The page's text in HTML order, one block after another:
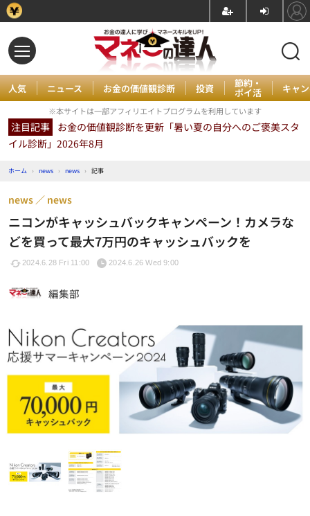
人気 ニュース お金の価値観診断 投資 節約・
ポイ活 キャ
※本サイトは一部アフィリエイトプログラムを利用しています
注目記事 お金の価値観診断を更新「暑い夏の自分へのご褒美スタ
イル診断」2026年8月
ホーム › news › news › 記事
ニコンがキャッシュバックキャンペーン！カメラな
どを買って最大7万円のキャッシュバックを
news news
2024.6.28 Fri 11:00 2024.6.26 Wed 9:00
編集部